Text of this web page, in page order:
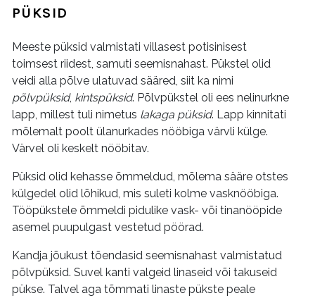
PÜKSID
Meeste püksid valmistati villasest potisinisest
toimsest riidest, samuti seemisnahast. Pükstel olid
veidi alla põlve ulatuvad sääred, siit ka nimi
põlvpüksid, kintspüksid. Põlvpükstel oli ees nelinurkne
lapp, millest tuli nimetus lakaga püksid. Lapp kinnitati
mõlemalt poolt ülanurkades nööbiga värvli külge.
Värvel oli keskelt nööbitav.
Püksid olid kehasse õmmeldud, mõlema sääre otstes
külgedel olid lõhikud, mis suleti kolme vasknööbiga.
Tööpükstele õmmeldi pidulike vask- või tinanööpide
asemel puupulgast vestetud pöörad.
Kandja jõukust tõendasid seemisnahast valmistatud
põlvpüksid. Suvel kanti valgeid linaseid või takuseid
pükse. Talvel aga tõmmati linaste pükste peale